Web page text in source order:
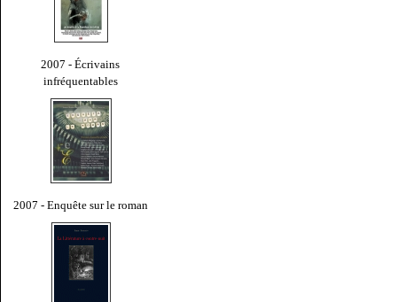
2007 - Écrivains
infréquentables
2007 - Enquête sur le roman